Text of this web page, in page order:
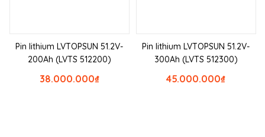
Pin lithium LVTOPSUN 51.2V-
200Ah (LVTS 512200)
₫
38.000.000
Pin lithium LVTOPSUN 51.2V-
300Ah (LVTS 512300)
₫
45.000.000